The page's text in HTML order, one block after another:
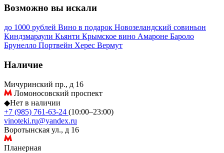
Возможно вы искали
до 1000 рублей Вино в подарок Новозеландский совиньон
Киндзмараули Кьянти Крымское вино Амароне Бароло
Брунелло Портвейн Херес Вермут
Наличие
Мичуринский пр., д 16
Ломоносовский проспект
◆Нет в наличии
+7 (985) 761-63-24 (10:00–23:00)
vinoteki.ru@yandex.ru
Воротынская ул., д 16
Планерная